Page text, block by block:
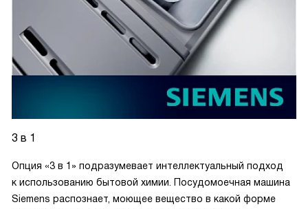
3 в 1
Опция «3 в 1» подразумевает интеллектуальный подход
к использованию бытовой химии. Посудомоечная машина
Siemens распознает, моющее вещество в какой форме